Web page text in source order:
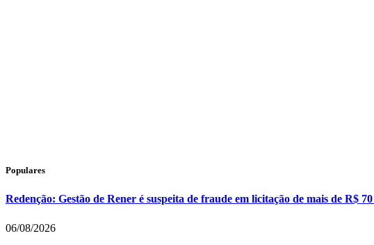
Populares
Redenção: Gestão de Rener é suspeita de fraude em licitação de mais de R$
06/08/2026